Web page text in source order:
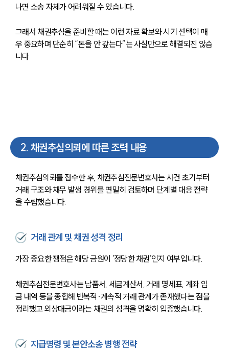
나면 소송 자체가 어려워질 수 있습니다.
그래서 채권추심을 준비할 때는 이런 자료 확보와 시기 선택이 매
우 중요하며 단순히 “돈을 안 갚는다”는 사실만으로 해결되진 않습
니다.
2. 채권추심의뢰에 따른 조력 내용
채권추심의뢰를 접수한 후, 채권추심전문변호사는 사건 초기부터
거래 구조와 채무 발생 경위를 면밀히 검토하며 단계별 대응 전략
을 수립했습니다.
거래 관계 및 채권 성격 정리
가장 중요한 쟁점은 해당 금원이 ‘정당한 채권’인지 여부입니다.
채권추심전문변호사는 납품서, 세금계산서, 거래 명세표, 계좌 입
금 내역 등을 종합해 반복적·계속적 거래 관계가 존재했다는 점을
정리했고 외상대금이라는 채권의 성격을 명확히 입증했습니다.
지급명령 및 본안소송 병행 전략